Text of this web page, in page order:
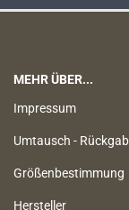
MEHR ÜBER...
Impressum
Umtausch -
Größenbestimmung
Hersteller